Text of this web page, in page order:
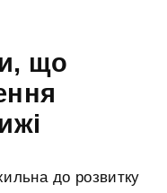
що
до розвитку